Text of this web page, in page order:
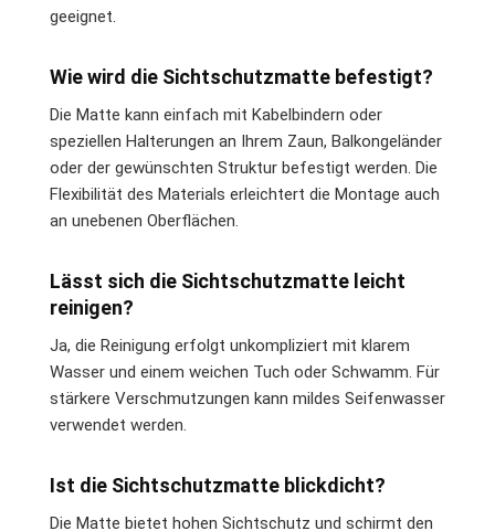
geeignet.
Wie wird die Sichtschutzmatte befestigt?
Die Matte kann einfach mit Kabelbindern oder
speziellen Halterungen an Ihrem Zaun, Balkongeländer
oder der gewünschten Struktur befestigt werden. Die
Flexibilität des Materials erleichtert die Montage auch
an unebenen Oberflächen.
Lässt sich die Sichtschutzmatte leicht
reinigen?
Ja, die Reinigung erfolgt unkompliziert mit klarem
Wasser und einem weichen Tuch oder Schwamm. Für
stärkere Verschmutzungen kann mildes Seifenwasser
verwendet werden.
Ist die Sichtschutzmatte blickdicht?
Die Matte bietet hohen Sichtschutz und schirmt den